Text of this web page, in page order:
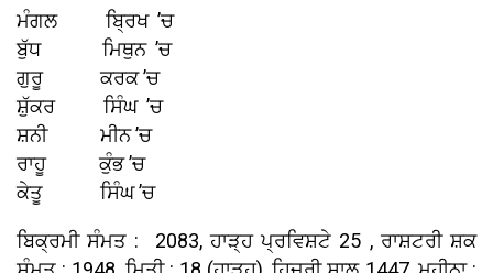
ਮੰਗਲ ਬ੍ਰਿਖ ’ਚ
ਬੁੱਧ ਮਿਥੁਨ ’ਚ
ਗੁਰੂ ਕਰਕ ’ਚ
ਸ਼ੁੱਕਰ ਸਿੰਘ ’ਚ
ਸ਼ਨੀ ਮੀਨ ’ਚ
ਰਾਹੂ ਕੁੰਭ ’ਚ
ਕੇਤੂ ਸਿੰਘ ’ਚ
ਬਿਕ੍ਰਮੀ ਸੰਮਤ : 2083, ਹਾੜ੍ਹ ਪ੍ਰਵਿਸ਼ਟੇ 25 , ਰਾਸ਼ਟਰੀ ਸ਼ਕ